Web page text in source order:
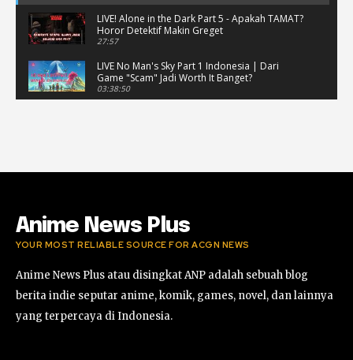
LIVE! Alone in the Dark Part 5 - Apakah TAMAT?
Horor Detektif Makin Greget
27:57
LIVE No Man's Sky Part 1 Indonesia | Dari
Game "Scam" Jadi Worth It Banget?
03:38:50
#gaming #horor
Anime News Plus
YOUR MOST RELIABLE SOURCE FOR ACGN NEWS
Anime News Plus atau disingkat ANP adalah sebuah blog
berita indie seputar anime, komik, games, novel, dan lainnya
yang terpercaya di Indonesia.